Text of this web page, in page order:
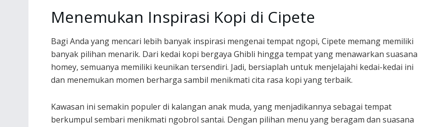
Menemukan Inspirasi Kopi di Cipete
Bagi Anda yang mencari lebih banyak inspirasi mengenai tempat ngopi, Cipete memang memiliki
banyak pilihan menarik. Dari kedai kopi bergaya Ghibli hingga tempat yang menawarkan suasana
homey, semuanya memiliki keunikan tersendiri. Jadi, bersiaplah untuk menjelajahi kedai-kedai ini
dan menemukan momen berharga sambil menikmati cita rasa kopi yang terbaik.
Kawasan ini semakin populer di kalangan anak muda, yang menjadikannya sebagai tempat
berkumpul sembari menikmati ngobrol santai. Dengan pilihan menu yang beragam dan suasana